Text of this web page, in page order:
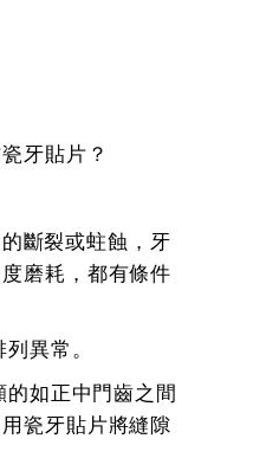
牙貼片？
斷裂或蛀蝕，牙
磨耗，都有條件
異常。
如正中門齒之間
瓷牙貼片將縫隙